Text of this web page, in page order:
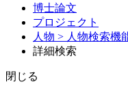
博士論文
プロジェクト
人物 > 人物検索機
詳細検索
閉じる